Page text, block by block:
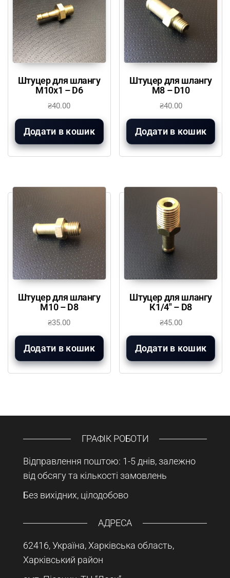
Штуцер для шлангу
М10х1 – D6
₴40.00
Додати в кошик
Штуцер для шлангу
М8 – D10
₴40.00
Додати в кошик
Штуцер для шлангу
М10 – D8
₴35.00
Додати в кошик
Штуцер для шлангу
К1/4″ – D8
₴45.00
Додати в кошик
ГРАФІК РОБОТИ
Відправлення поштою: 1-5 днів, залежно
від обсягу та кількості замовлень
Без вихідних, цілодобово
АДРЕСА
62416, Україна, Харківська область,
Харківський район